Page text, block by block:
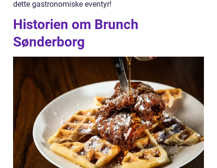
dette gastronomiske eventyr!
Historien om Brunch
Sønderborg